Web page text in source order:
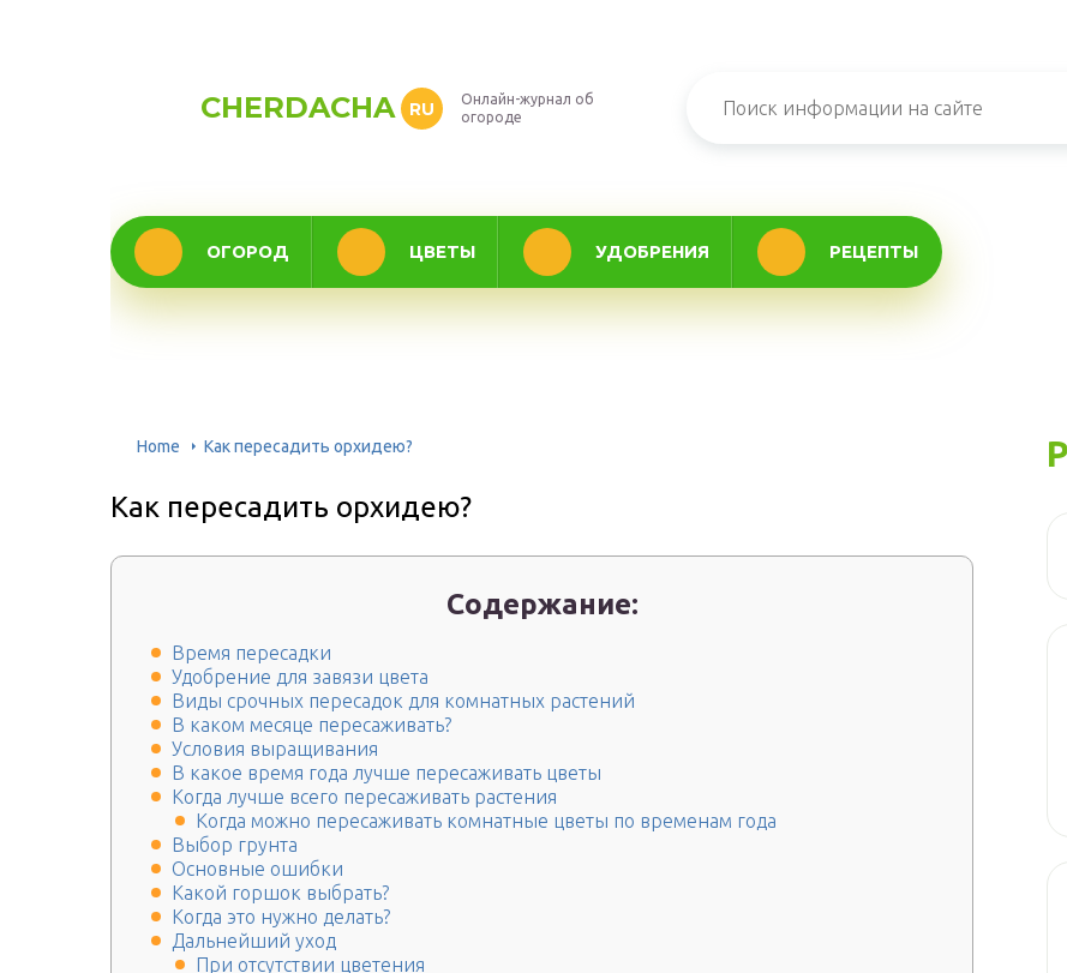
CHERDACHA RU
Онлайн-журнал об
огороде
ОГОРОД ЦВЕТЫ УДОБРЕНИЯ РЕЦЕПТЫ
Home Как пересадить орхидею?
Как пересадить орхидею?
Содержание:
Время пересадки
Удобрение для завязи цвета
Виды срочных пересадок для комнатных растений
В каком месяце пересаживать?
Условия выращивания
В какое время года лучше пересаживать цветы
Когда лучше всего пересаживать растения
Когда можно пересаживать комнатные цветы по временам года
Выбор грунта
Основные ошибки
Какой горшок выбрать?
Когда это нужно делать?
Дальнейший уход
При отсутствии цветения